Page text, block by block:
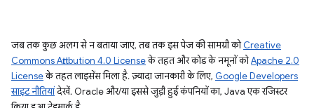
जब तक कुछ अलग से न बताया जाए, तब तक इस पेज की सामग्री कोCreative
Commons Attribution 4.0 Licenseके तहत और कोड के नमूनों कोApache 2.0
Licenseके तहत लाइसेंस मिला है. ज़्यादा जानकारी के लिए, Google Developers
साइट नीतियांदेखें. Oracle और/या इससे जुड़ी हुई कंपनियों का, Java एक रजिस्टर